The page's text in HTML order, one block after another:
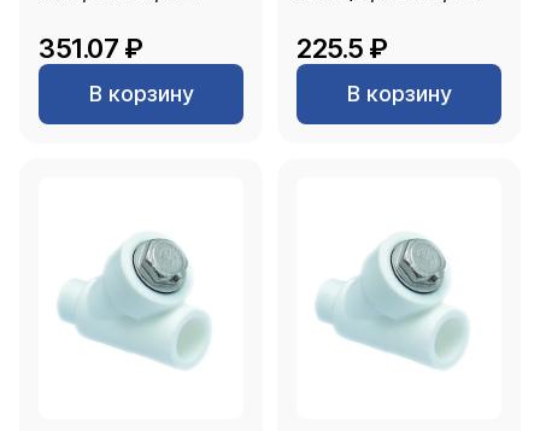
351.07 ₽
В корзину
225.5 ₽
В корзину